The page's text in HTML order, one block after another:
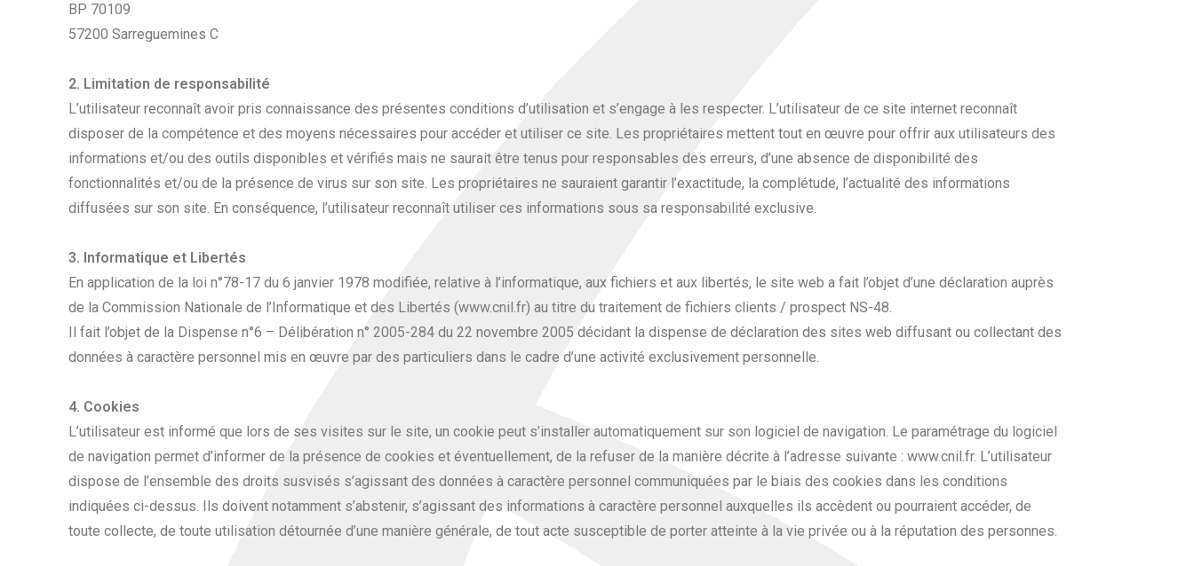
BP 70109
57200 Sarreguemines C
2. Limitation de responsabilité
L’utilisateur reconnaît avoir pris connaissance des présentes conditions d’utilisation et s’engage à les respecter. L’utilisateur de ce site internet reconnaît
disposer de la compétence et des moyens nécessaires pour accéder et utiliser ce site. Les propriétaires mettent tout en œuvre pour offrir aux utilisateurs des
informations et/ou des outils disponibles et vérifiés mais ne saurait être tenus pour responsables des erreurs, d’une absence de disponibilité des
fonctionnalités et/ou de la présence de virus sur son site. Les propriétaires ne sauraient garantir l’exactitude, la complétude, l’actualité des informations
diffusées sur son site. En conséquence, l’utilisateur reconnaît utiliser ces informations sous sa responsabilité exclusive.
3. Informatique et Libertés
En application de la loi n°78-17 du 6 janvier 1978 modifiée, relative à l’informatique, aux fichiers et aux libertés, le site web a fait l’objet d’une déclaration auprès
de la Commission Nationale de l’Informatique et des Libertés (www.cnil.fr) au titre du traitement de fichiers clients / prospect NS-48.
Il fait l’objet de la Dispense n°6 – Délibération n° 2005-284 du 22 novembre 2005 décidant la dispense de déclaration des sites web diffusant ou collectant des
données à caractère personnel mis en œuvre par des particuliers dans le cadre d’une activité exclusivement personnelle.
4. Cookies
L’utilisateur est informé que lors de ses visites sur le site, un cookie peut s’installer automatiquement sur son logiciel de navigation. Le paramétrage du logiciel
de navigation permet d’informer de la présence de cookies et éventuellement, de la refuser de la manière décrite à l’adresse suivante : www.cnil.fr. L’utilisateur
dispose de l’ensemble des droits susvisés s’agissant des données à caractère personnel communiquées par le biais des cookies dans les conditions
indiquées ci-dessus. Ils doivent notamment s’abstenir, s’agissant des informations à caractère personnel auxquelles ils accèdent ou pourraient accéder, de
toute collecte, de toute utilisation détournée d’une manière générale, de tout acte susceptible de porter atteinte à la vie privée ou à la réputation des personnes.